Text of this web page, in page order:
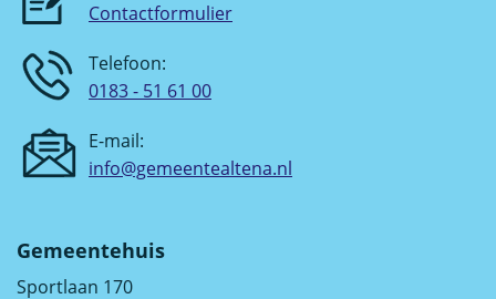
Contactformulier
Telefoon:
0183 - 51 61 00
E-mail:
info@gemeentealtena.nl
Gemeentehuis
Sportlaan 170